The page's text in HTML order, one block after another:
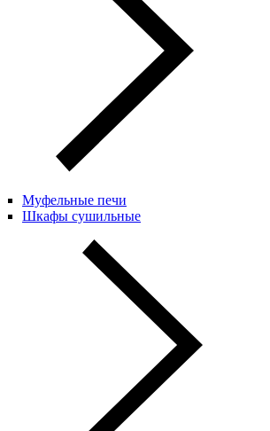
Муфельные печи
Шкафы сушильные